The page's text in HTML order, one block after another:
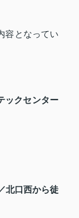
容となってい
ックセンター
北口西から徒